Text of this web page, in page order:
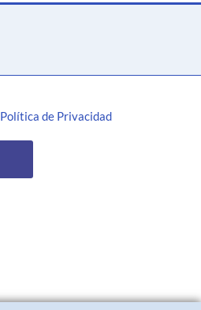
Política de Privacidad